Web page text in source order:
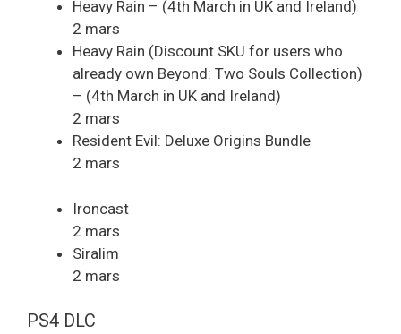
Heavy Rain – (4th March in UK and Ireland)
2 mars
Heavy Rain (Discount SKU for users who
already own Beyond: Two Souls Collection)
– (4th March in UK and Ireland)
2 mars
Resident Evil: Deluxe Origins Bundle
2 mars
Ironcast
2 mars
Siralim
2 mars
PS4 DLC